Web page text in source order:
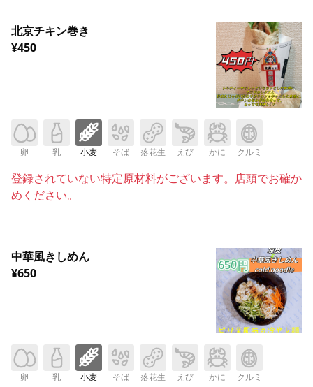
北京チキン巻き
¥450
卵 乳 小麦 そば 落花生 えび かに クルミ
登録されていない特定原材料がございます。店頭でお確か
めください。
中華風きしめん
¥650
卵 乳 小麦 そば 落花生 えび かに クルミ